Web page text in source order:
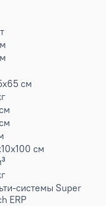
см
см
системы Super
ERP